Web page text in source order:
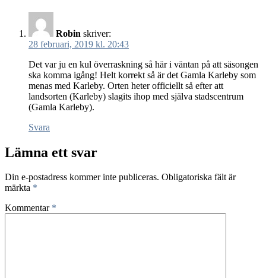
Robin skriver:
28 februari, 2019 kl. 20:43
Det var ju en kul överraskning så här i väntan på att säsongen
ska komma igång! Helt korrekt så är det Gamla Karleby som
menas med Karleby. Orten heter officiellt så efter att
landsorten (Karleby) slagits ihop med själva stadscentrum
(Gamla Karleby).
Svara
Lämna ett svar
Din e-postadress kommer inte publiceras. Obligatoriska fält är
märkta *
Kommentar *